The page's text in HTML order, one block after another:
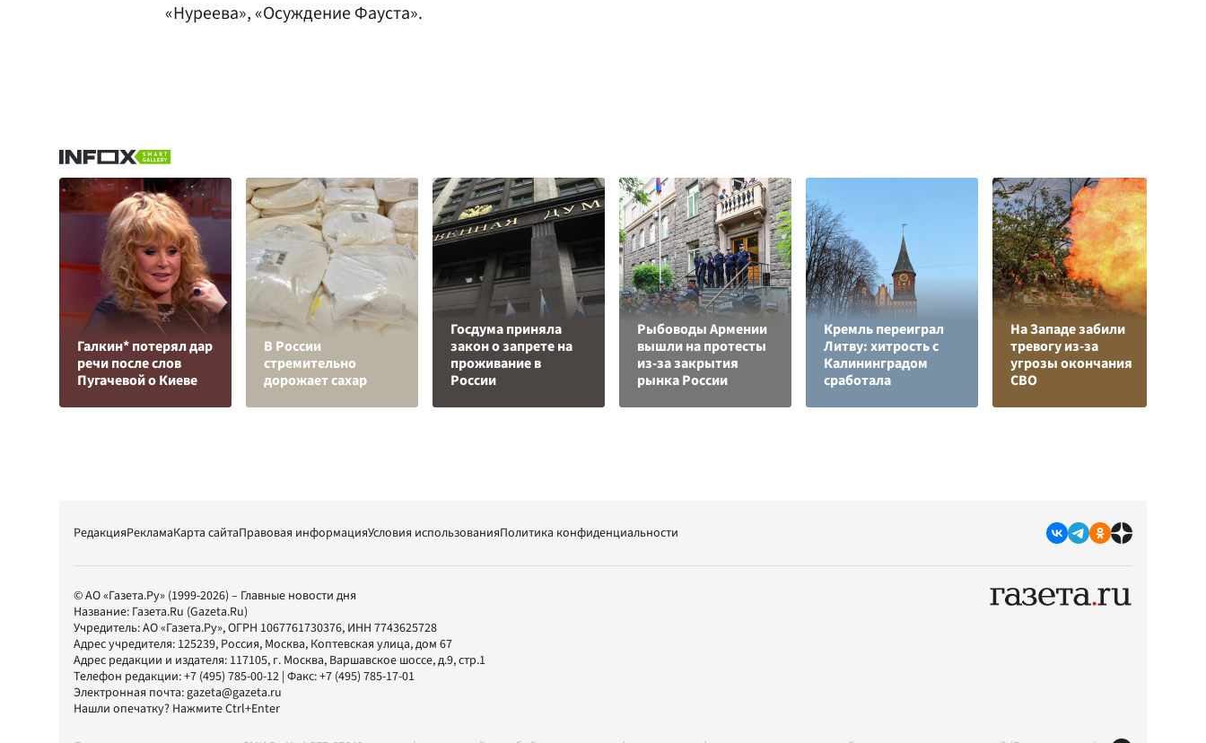
«Нуреева», «Осуждение Фауста».
Галкин* потерял дар
речи после слов
Пугачевой о Киеве
В России
стремительно
дорожает сахар
Госдума приняла
закон о запрете на
проживание в
России
Рыбоводы Армении
вышли на протесты
из-за закрытия
рынка России
Кремль переиграл
Литву: хитрость с
Калининградом
сработала
На Западе забили
тревогу из-за
угрозы окончания
СВО
РедакцияРекламаКарта сайтаПравовая информацияУсловия использованияПолитика конфиденциальности
© АО «Газета.Ру» (1999-2026) – Главные новости дня
Название: Газета.Ru (Gazeta.Ru)
Учредитель:АО «Газета.Ру», ОГРН 1067761730376, ИНН 7743625728
Адрес учредителя: 125239, Россия, Москва, Коптевская улица, дом 67
Адрес редакции и издателя: 117105, г. Москва, Варшавское шоссе, д.9, стр.1
Телефон редакции:+7 (495) 785-00-12 | Факс:+7 (495) 785-17-01
Электронная почта:gazeta@gazeta.ru
Нашли опечатку? Нажмите Ctrl+Enter